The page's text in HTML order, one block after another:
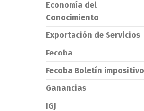
Economía del
Conocimiento
Exportación de Servicios
Fecoba
Fecoba Boletín impositivo
Ganancias
IGJ